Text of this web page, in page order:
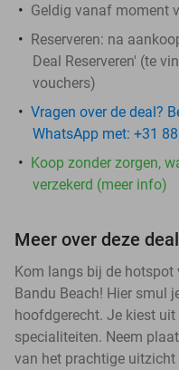
Geldig vanaf moment
Reserveren: na
Deal Reserveren' (te
vouchers)
Vragen over de deal?
WhatsApp met: +31
Koop zonder zorgen,
verzekerd (meer info)
Meer over deze deal
Kom langs bij de hotspot
Bandu Beach! Hier smul
hoofdgerecht. Je kiest
specialiteiten. Neem
van het prachtige uitzicht